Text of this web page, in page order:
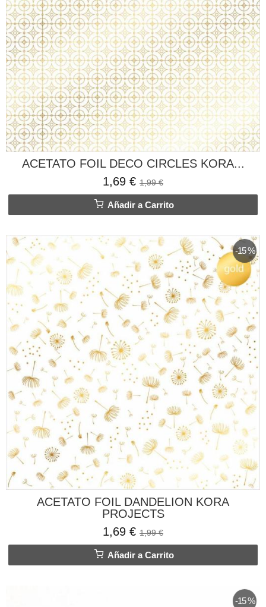
ACETATO FOIL DECO CIRCLES KORA...
1,69 € 1,99 €
Añadir a Carrito
-15 %
ACETATO FOIL DANDELION KORA
PROJECTS
1,69 € 1,99 €
Añadir a Carrito
-15 %